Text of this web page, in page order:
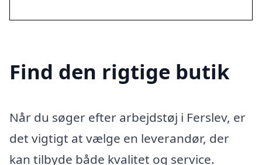
Find den rigtige butik
Når du søger efter arbejdstøj i Ferslev, er
det vigtigt at vælge en leverandør, der
kan tilbyde både kvalitet og service.